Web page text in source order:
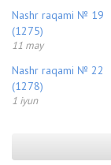
Nashr raqami № 19
(1275)
11 may
Nashr raqami № 22
(1278)
1 iyun